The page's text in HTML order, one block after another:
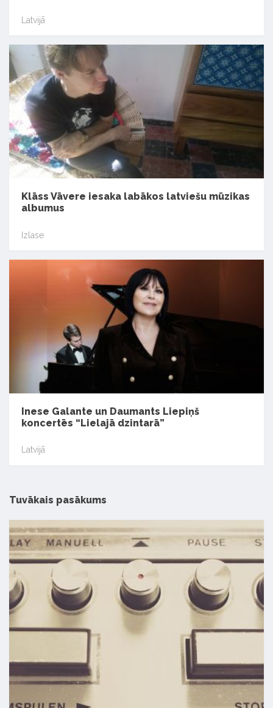
Latvijā
Klāss Vāvere iesaka labākos latviešu mūzikas
albumus
Izlase
Inese Galante un Daumants Liepiņš
koncertēs “Lielajā dzintarā”
Latvijā
Tuvākais pasākums